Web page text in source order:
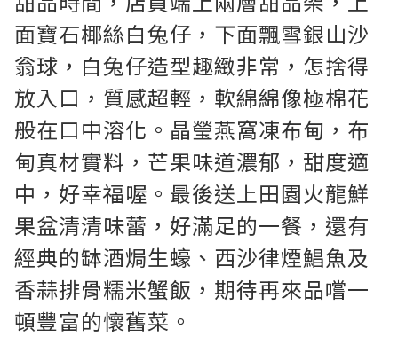
面寶石椰絲白兔仔，下面飄雪銀山沙
翁球，白兔仔造型趣緻非常，怎捨得
放入口，質感超輕，軟綿綿像極棉花
般在口中溶化。晶瑩燕窩凍布甸，布
甸真材實料，芒果味道濃郁，甜度適
中，好幸福喔。最後送上田園火龍鮮
果盆清清味蕾，好滿足的一餐，還有
經典的缽酒焗生蠔、西沙律煙鯧魚及
香蒜排骨糯米蟹飯，期待再來品嚐一
頓豐富的懷舊菜。